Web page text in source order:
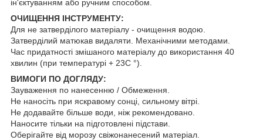
ін'єктуванням або ручним способом.
ОЧИЩЕННЯ ІНСТРУМЕНТУ:
Для не затверділого матеріалу - очищення водою.
Затверділий матюкав видаляти. Механічними методами.
Час придатності змішаного матеріалу до використання 40
хвилин (при температурі + 23С °).
ВИМОГИ ПО ДОГЛЯДУ:
Зауваження по нанесенню / Обмеження.
Не наносіть при яскравому сонці, сильному вітрі.
Не додавайте більше води, ніж рекомендовано.
Наносите тільки на підготовлені підстави.
Оберігайте від морозу свіжонанесений матеріал.